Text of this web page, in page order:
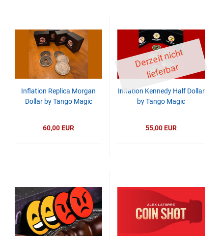
Inflation Replica Morgan
Dollar by Tango Magic
60,00 EUR
D
er
z
eit
ni
c
ht
li
ef
er
b
ar
Inflation Kennedy Half Dollar
by Tango Magic
55,00 EUR